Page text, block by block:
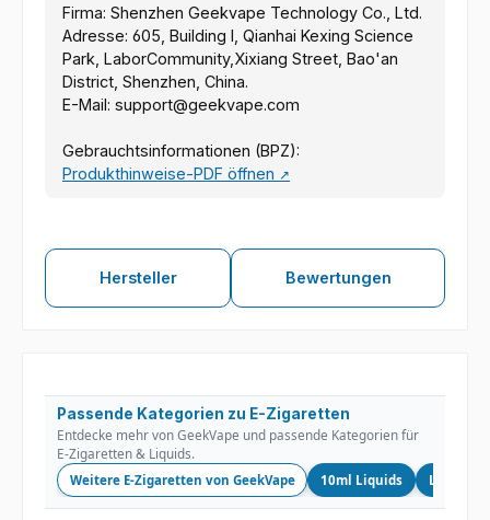
Firma: Shenzhen Geekvape Technology Co., Ltd.
Adresse: 605, Building l, Qianhai Kexing Science
Park, LaborCommunity,Xixiang Street, Bao'an
District, Shenzhen, China.
E-Mail: support@geekvape.com
Gebrauchtsinformationen (BPZ):
Produkthinweise-PDF öffnen ↗
Hersteller Bewertungen
Passende Kategorien zu E-Zigaretten
Entdecke mehr von GeekVape und passende Kategorien für
E-Zigaretten & Liquids.
Weitere E-Zigaretten von GeekVape 10ml Liquids Longfill-